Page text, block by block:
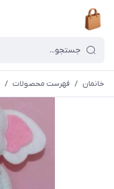
خانمان / فهرست محصولات /